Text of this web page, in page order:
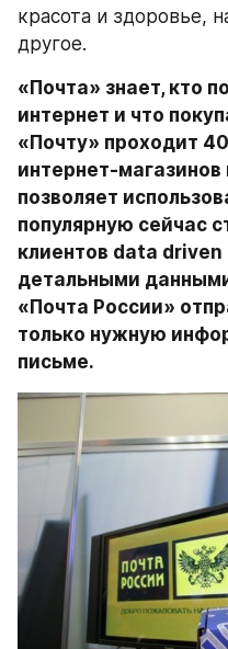
красота и здоровье,
другое.
«Почта» знает, кто
интернет и что
«Почту» проходит
интернет-магазинов
позволяет
популярную сейчас
клиентов data
детальными
«Почта России»
только нужную
письме.